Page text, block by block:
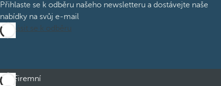
Přihlaste se k odběru našeho newsletteru a dostávejte naše
nabídky na svůj e-mail
Přihlásit se k odběru
Firemní